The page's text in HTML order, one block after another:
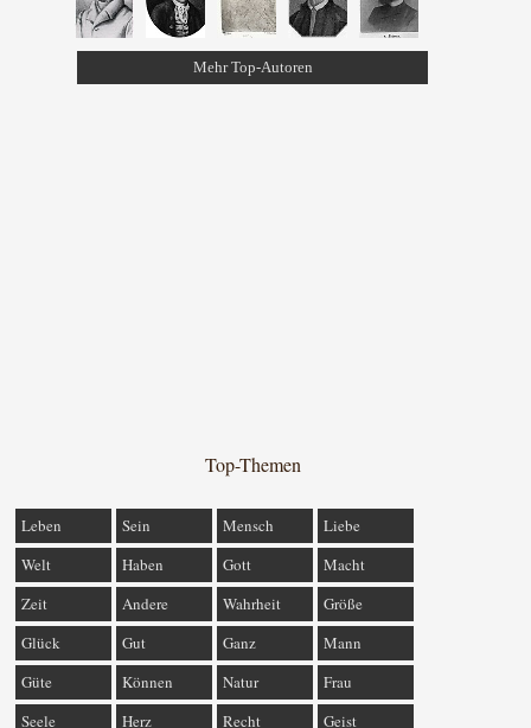
Mehr Top-Autoren
Top-Themen
Leben Sein Mensch
Liebe
Welt
Haben Gott
Macht
Zeit
Andere Wahrheit
Größe
Glück
Gut Ganz
Mann
Güte
Können Natur
Frau
Seele
Herz Recht Geist